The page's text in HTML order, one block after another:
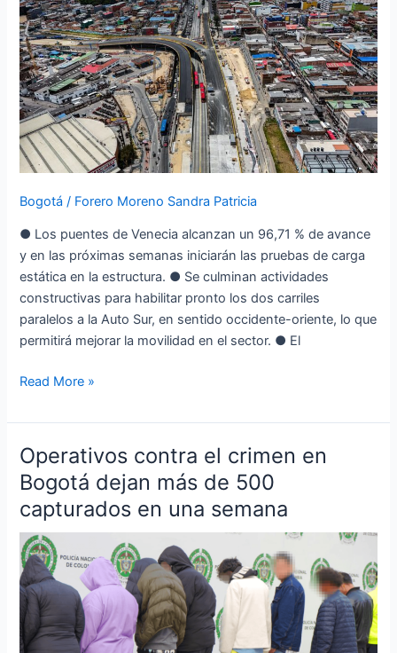
Bogotá / Forero Moreno Sandra Patricia
● Los puentes de Venecia alcanzan un 96,71 % de avance
y en las próximas semanas iniciarán las pruebas de carga
estática en la estructura. ● Se culminan actividades
constructivas para habilitar pronto los dos carriles
paralelos a la Auto Sur, en sentido occidente-oriente, lo que
permitirá mejorar la movilidad en el sector. ● El
de
obra;
director
del
IDU,
Orlando
Molano,
estuvo
los
avances
Read More »
Operativos contra el crimen en
Bogotá dejan más de 500
capturados en una semana
Operativos
contra
el
crimen
en
Bogotá
dejan
más
de
500